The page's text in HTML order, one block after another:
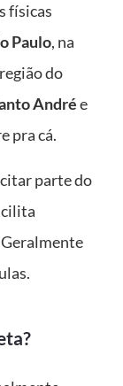
físicas
Paulo, na
do
Andrée
pra cá.
parte do
Geralmente